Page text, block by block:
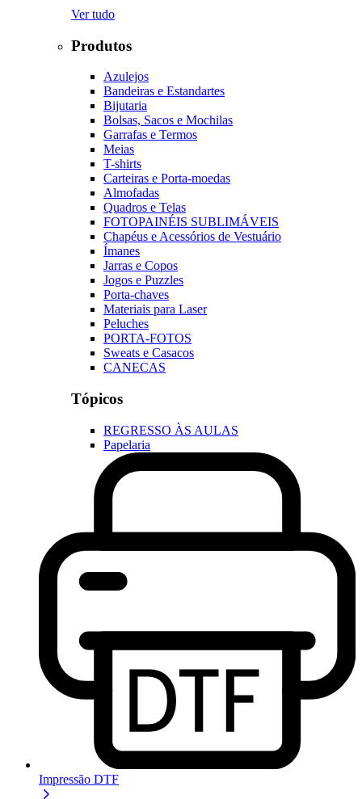
Ver tudo
Produtos
Azulejos
Bandeiras e Estandartes
Bijutaria
Bolsas, Sacos e Mochilas
Garrafas e Termos
Meias
T-shirts
Carteiras e Porta-moedas
Almofadas
Quadros e Telas
FOTOPAINÉIS SUBLIMÁVEIS
Chapéus e Acessórios de Vestuário
Ímanes
Jarras e Copos
Jogos e Puzzles
Porta-chaves
Materiais para Laser
Peluches
PORTA-FOTOS
Sweats e Casacos
CANECAS
Tópicos
REGRESSO ÀS AULAS
Papelaria
Impressão DTF